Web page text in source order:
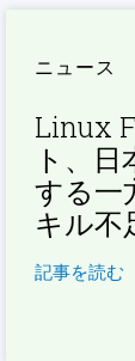
ニュース
Linux
ト、
する一
キル不
記事を読む